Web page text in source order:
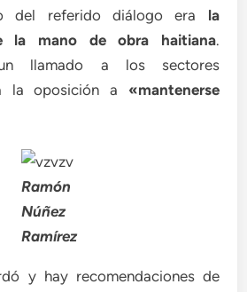
del referido diálogo era la
la mano de obra haitiana.
llamado a los sectores
la oposición a «mantenerse
Ramón
Núñez
Ramírez
y hay recomendaciones de